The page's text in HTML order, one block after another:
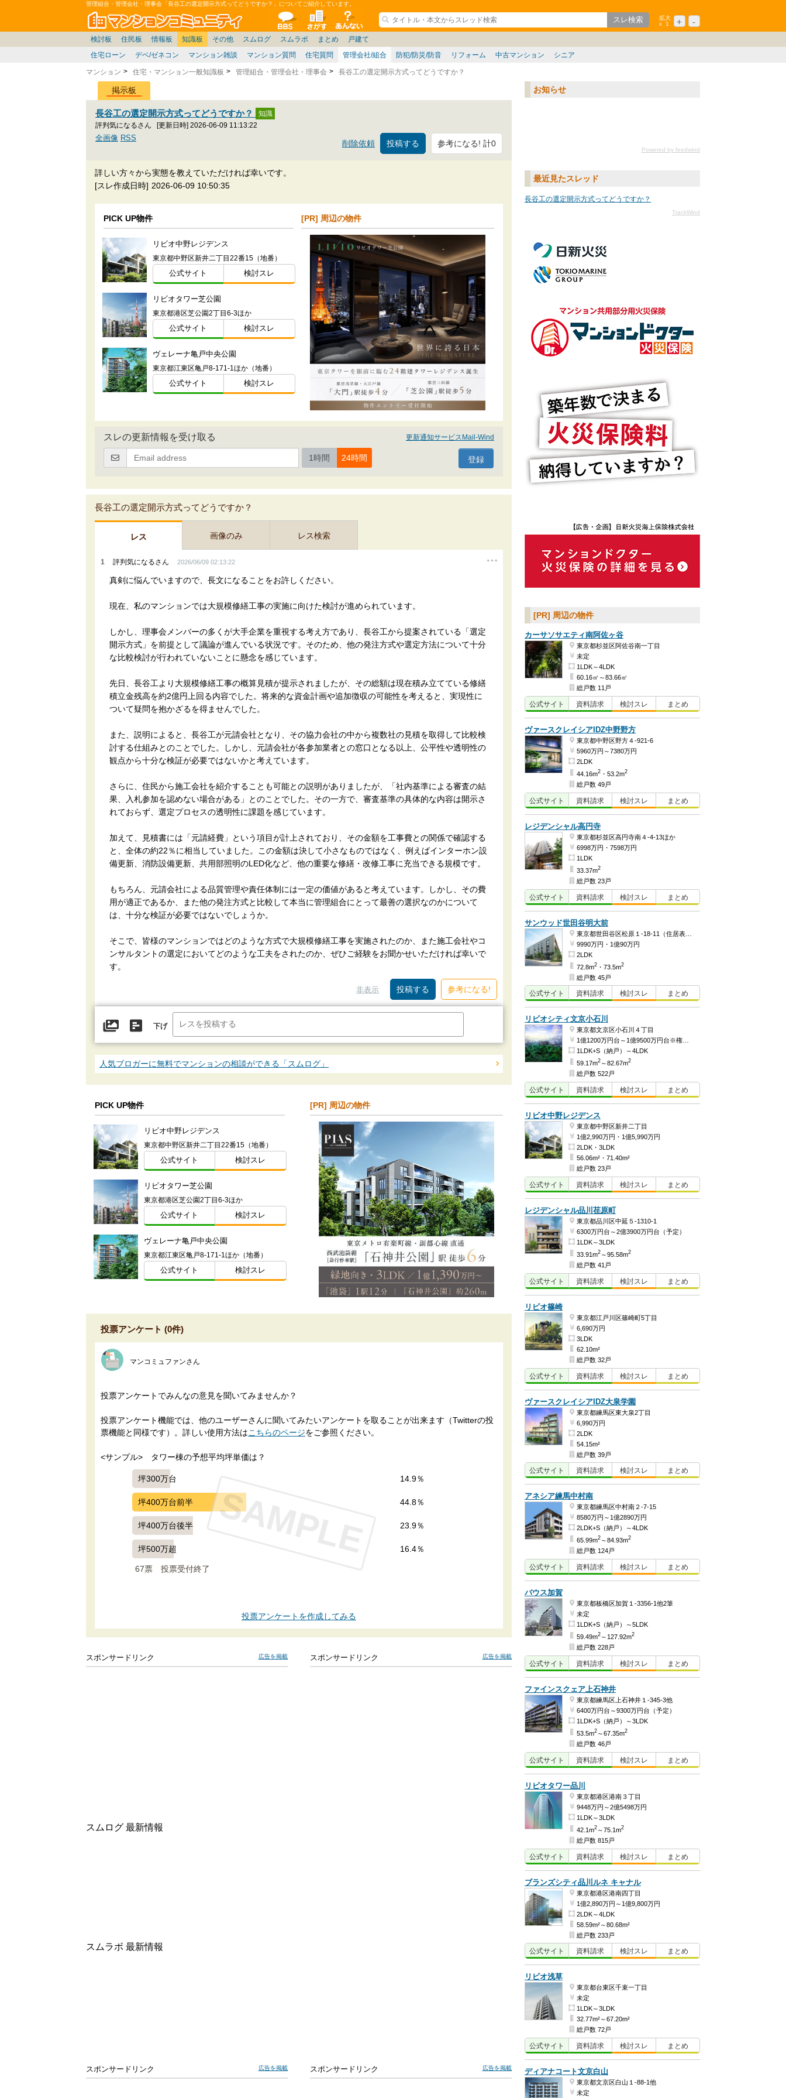
管理組合・管理会社・理事会「長谷工の選定開示方式ってどうですか？」についてご紹介しています。
マンションコミュニティ
全掲示板 物件検索 サイトについて
拡大
x
1 + -
検討板
東京23区 東京市部 神奈川/横浜 千葉 埼玉 茨城 札幌 仙台/新潟/東北 名古屋/東海
住民板
東京 神奈川 埼玉/千葉/関東 札幌/東北/北陸/信越 名古屋/東海 大阪/兵庫/京都/関西
情報板
価格表 スムログ出張所 暮らしやすさ評価 見学記
知識板
住宅ローン
デベ/ゼネコン マンション雑談 マンション質問 住宅質問 管理会社/組合 防犯/防災/防音 リフォーム 中古マンション シニア
その他
雑談 賃貸 移住相談 リゾート 広告 バトル 家具 ニュース 個人取引 政治
スムログ
お便り返し 座談会/対談 ブロガーの本音 マンション管理 ノウハウ 東京都 神奈川県
スムラボ
関東 中部 近畿 北海道 東北 中国 九州 その他 まとめ
東京都 神奈川県 千葉県 埼玉県 愛知県 大阪府 兵庫県 福岡県 戸建て
注文住宅 建売住宅 戸建質問 住宅設備
マンション 住宅・マンション一般知識板 管理組合・管理会社・理事会 長谷工の選定開示方式ってどうですか？
掲示板
長谷工の選定開示方式ってどうですか？
評判気になるさん [更新日時] 2026-06-09 11:13:22
削除依頼 参考になる! 計0
全画像 RSS
詳しい方々から実態を教えていただければ幸いです。
[スレ作成日時] 2026-06-09 10:50:35
PICK UP物件
リビオ中野レジデンス
東京都中野区新井二丁目22番15（地番）
公式サイト 検討スレ
リビオタワー芝公園
東京都港区芝公園2丁目6-3ほか
公式サイト 検討スレ
ヴェレーナ亀戸中央公園
東京都江東区亀戸8-171-1ほか（地番）
公式サイト 検討スレ
[PR] 周辺の物件
スレの更新情報を受け取る 更新通知サービスMail-Wind
1時間 24時間
長谷工の選定開示方式ってどうですか？
レス 画像のみ レス検索
1 評判気になるさん 2026/06/09 02:13:22
真剣に悩んでいますので、長文になることをお許しください。
現在、私のマンションでは大規模修繕工事の実施に向けた検討が進められています。
しかし、理事会メンバーの多くが大手企業を重視する考え方であり、長谷工から提案されている「選定
開示方式」を前提として議論が進んでいる状況です。そのため、他の発注方式や選定方法について十分
な比較検討が行われていないことに懸念を感じています。
先日、長谷工より大規模修繕工事の概算見積が提示されましたが、その総額は現在積み立てている修繕
積立金残高を約2億円上回る内容でした。将来的な資金計画や追加徴収の可能性を考えると、実現性に
ついて疑問を抱かざるを得ませんでした。
また、説明によると、長谷工が元請会社となり、その協力会社の中から複数社の見積を取得して比較検
討する仕組みとのことでした。しかし、元請会社が各参加業者との窓口となる以上、公平性や透明性の
観点から十分な検証が必要ではないかと考えています。
さらに、住民から施工会社を紹介することも可能との説明がありましたが、「社内基準による審査の結
果、入札参加を認めない場合がある」とのことでした。その一方で、審査基準の具体的な内容は開示さ
れておらず、選定プロセスの透明性に課題を感じています。
加えて、見積書には「元請経費」という項目が計上されており、その金額を工事費との関係で確認する
と、全体の約22％に相当していました。この金額は決して小さなものではなく、例えばインターホン設
備更新、消防設備更新、共用部照明のLED化など、他の重要な修繕・改修工事に充当できる規模です。
もちろん、元請会社による品質管理や責任体制には一定の価値があると考えています。しかし、その費
用が適正であるか、また他の発注方式と比較して本当に管理組合にとって最善の選択なのかについて
は、十分な検証が必要ではないでしょうか。
そこで、皆様のマンションではどのような方式で大規模修繕工事を実施されたのか、また施工会社やコ
ンサルタントの選定においてどのような工夫をされたのか、ぜひご経験をお聞かせいただければ幸いで
す。
非表示 参考になる!
下げ
人気ブロガーに無料でマンションの相談ができる「スムログ」
PICK UP物件
リビオ中野レジデンス
東京都中野区新井二丁目22番15（地番）
公式サイト 検討スレ
リビオタワー芝公園
東京都港区芝公園2丁目6-3ほか
公式サイト 検討スレ
ヴェレーナ亀戸中央公園
東京都江東区亀戸8-171-1ほか（地番）
公式サイト 検討スレ
[PR] 周辺の物件
投票アンケート (0件)
マンコミュファンさん
投票アンケートでみんなの意見を聞いてみませんか？
投票アンケート機能では、他のユーザーさんに聞いてみたいアンケートを取ることが出来ます（Twitterの投
票機能と同様です）。詳しい使用方法は こちらのページをご参照ください。
<サンプル>　タワー棟の予想平均坪単価は？
坪300万台 14.9％
坪400万台前半 44.8％
坪400万台後半 23.9％
坪500万超 16.4％
67票 投票受付終了
SAMPLE
投票アンケートを作成してみる
スポンサードリンク 広告を掲載 スポンサードリンク 広告を掲載
スムログ 最新情報
スムラボ 最新情報
スポンサードリンク 広告を掲載 スポンサードリンク 広告を掲載
お知らせ
Powered by feedwind
最近見たスレッド
長谷工の選定開示方式ってどうですか？
TrackWind
[PR] 周辺の物件
カーサソサエティ南阿佐ヶ谷
東京都杉並区阿佐谷南一丁目
未定
1LDK～4LDK
60.16㎡～83.66㎡
総戸数 11戸
公式サイト 資料請求 検討スレ まとめ
ヴァースクレイシアIDZ中野野方
東京都中野区野方４-921-6
5960万円～7380万円
2LDK
44.16m2 ・53.2m2
総戸数 49戸
公式サイト 資料請求 検討スレ まとめ
レジデンシャル高円寺
東京都杉並区高円寺南４-4-13ほか
6998万円・7598万円
1LDK
33.37m2
総戸数 23戸
公式サイト 資料請求 検討スレ まとめ
サンウッド世田谷明大前
9990万円・1億90万円
2LDK
72.8m2 ・73.5m2
総戸数 45戸
公式サイト 資料請求 検討スレ まとめ
リビオシティ文京小石川
東京都文京区小石川４丁目
1億1200万円台～1億9500万円台※権利金含む（予定）
1LDK+S（納戸）～4LDK
59.17m2 ～82.67m2
総戸数 522戸
公式サイト 資料請求 検討スレ まとめ
リビオ中野レジデンス
東京都中野区新井二丁目
1億2,990万円・1億5,990万円
2LDK・3LDK
56.06m²・71.40m²
総戸数 23戸
公式サイト 資料請求 検討スレ まとめ
レジデンシャル品川荏原町
東京都品川区中延５-1310-1
6300万円台～2億3900万円台（予定）
1LDK～3LDK
33.91m2 ～95.58m2
総戸数 41戸
公式サイト 資料請求 検討スレ まとめ
リビオ篠崎
東京都江戸川区篠崎町5丁目
6,690万円
3LDK
62.10m²
総戸数 32戸
公式サイト 資料請求 検討スレ まとめ
ヴァースクレイシアIDZ大泉学園
東京都練馬区東大泉2丁目
6,990万円
2LDK
54.15m²
総戸数 39戸
公式サイト 資料請求 検討スレ まとめ
アネシア練馬中村南
東京都練馬区中村南２-7-15
8580万円～1億2890万円
2LDK+S（納戸）～4LDK
65.99m2 ～84.93m2
総戸数 124戸
公式サイト 資料請求 検討スレ まとめ
バウス加賀
東京都板橋区加賀１-3356-1他2筆
未定
1LDK+S（納戸）～5LDK
59.49m2 ～127.92m2
総戸数 228戸
公式サイト 資料請求 検討スレ まとめ
ファインスクェア上石神井
東京都練馬区上石神井１-345-3他
6400万円台～9300万円台（予定）
1LDK+S（納戸）～3LDK
53.5m2 ～67.35m2
総戸数 46戸
公式サイト 資料請求 検討スレ まとめ
リビオタワー品川
東京都港区港南３丁目
9448万円～2億5498万円
1LDK～3LDK
42.1m2 ～75.1m2
総戸数 815戸
公式サイト 資料請求 検討スレ まとめ
ブランズシティ品川ルネ キャナル
東京都港区港南四丁目
1億2,890万円～1億9,800万円
2LDK～4LDK
58.59m²～80.68m²
総戸数 233戸
公式サイト 資料請求 検討スレ まとめ
リビオ浅草
東京都台東区千束一丁目
未定
1LDK～3LDK
32.77m²～67.20m²
総戸数 72戸
公式サイト 資料請求 検討スレ まとめ
ディアナコート文京白山
東京都文京区白山１-88-1他
未定